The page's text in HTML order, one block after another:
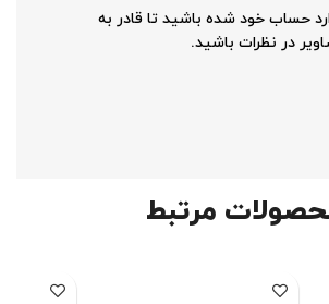
حساب خود شده باشید تا قادر به
در نظرات باشید.
مرتبط